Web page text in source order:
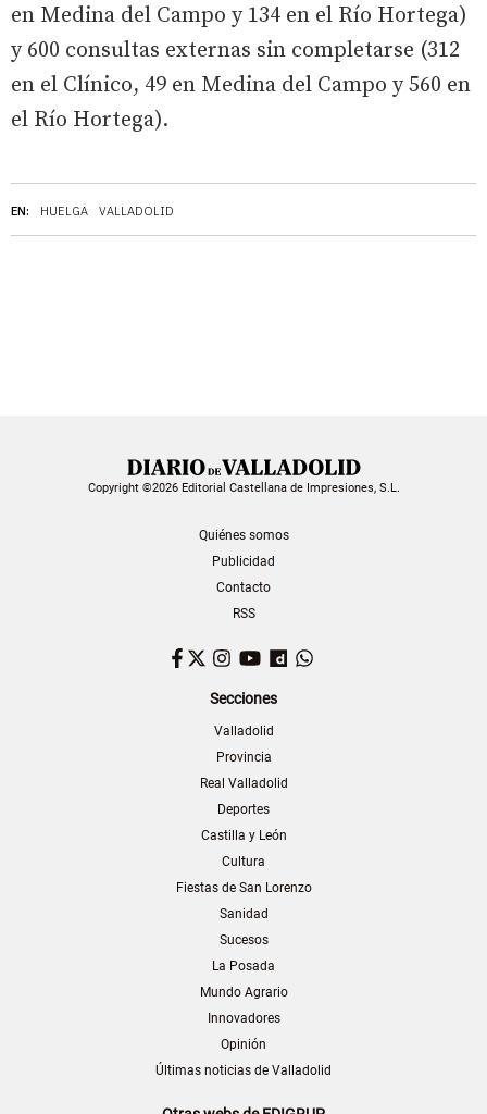
EN: HUELGA VALLADOLID
en Medina del Campo y 134 en el Río Hortega)
y 600 consultas externas sin completarse (312
en el Clínico, 49 en Medina del Campo y 560 en
el Río Hortega).
Copyright ©2026 Editorial Castellana de Impresiones, S.L.
Quiénes somos
Publicidad
Contacto
RSS
Facebook
TwitterInstagram
YouTubeDailymotion
Secciones
Valladolid
Provincia
Real Valladolid
Deportes
Castilla y León
Cultura
Fiestas de San Lorenzo
Sanidad
Sucesos
La Posada
Mundo Agrario
Innovadores
Opinión
Últimas noticias de Valladolid